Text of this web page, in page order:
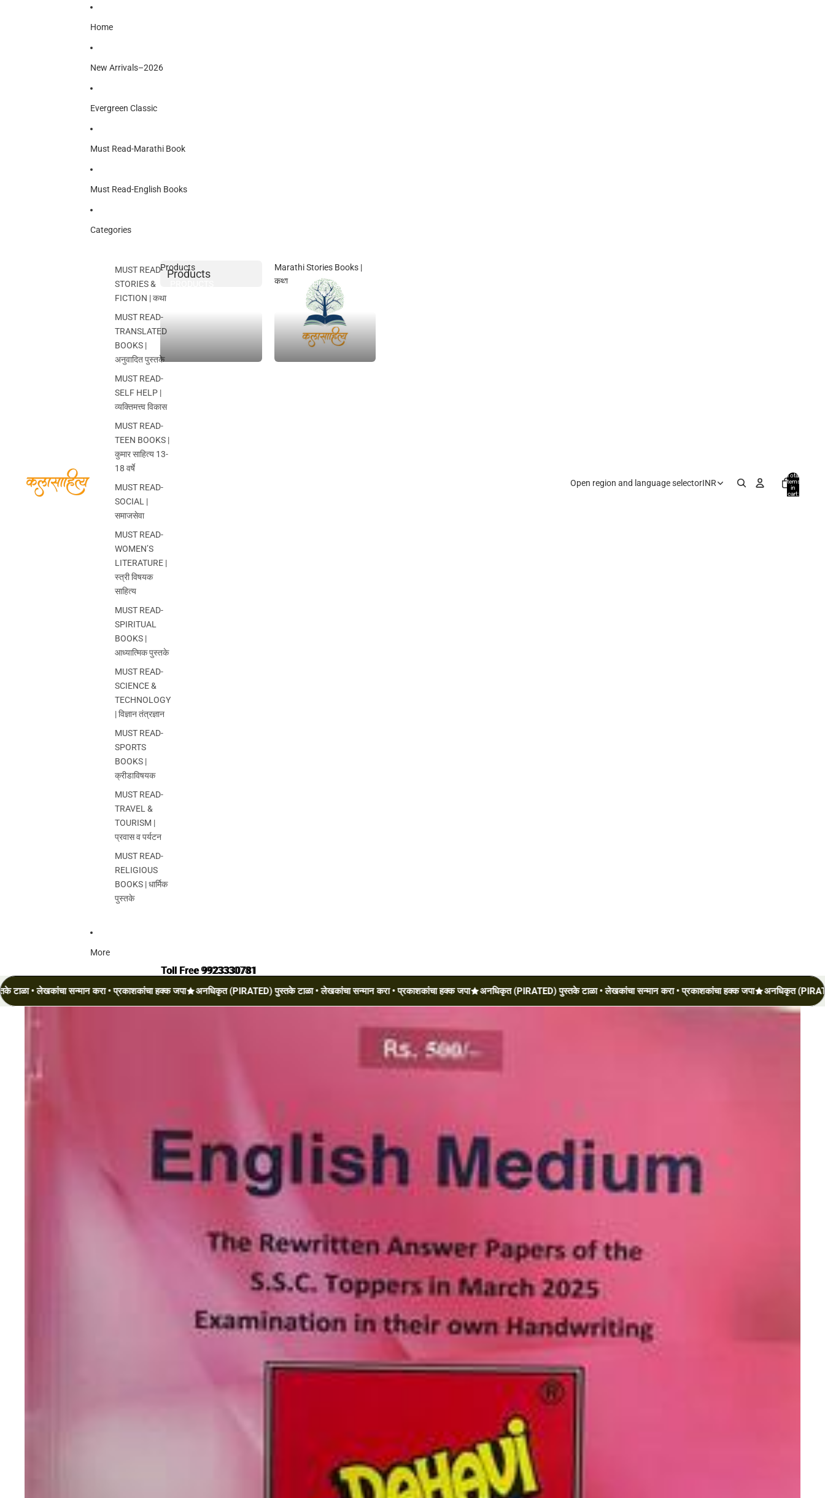
Home
New Arrivals–2026
Evergreen Classic
Must Read-Marathi Book
Must Read-English Books
Categories
MUST READ-
STORIES &
FICTION | कथा
MUST READ-
TRANSLATED
BOOKS |
अनुवादित पुस्तके
MUST READ-
SELF HELP |
व्यक्तिमत्त्व विकास
MUST READ-
TEEN BOOKS |
कुमार साहित्य 13-
18 वर्षे
MUST READ-
SOCIAL |
समाजसेवा
MUST READ-
WOMEN’S
LITERATURE |
स्त्री विषयक
साहित्य
MUST READ-
SPIRITUAL
BOOKS |
आध्यात्मिक पुस्तके
MUST READ-
SCIENCE &
TECHNOLOGY
| विज्ञान तंत्रज्ञान
MUST READ-
SPORTS
BOOKS |
क्रीडाविषयक
MUST READ-
TRAVEL &
TOURISM |
प्रवास व पर्यटन
MUST READ-
RELIGIOUS
BOOKS | धार्मिक
पुस्तके
Products
Products
Marathi Stories Books |
कथाMARATHI STORIES
BOOKS | कथा
More
Open region and language selectorINR
Total
items
in
cart:
Toll Free 9923330781
Toll Free 9923330781
लेखकांचा सन्मान करा • प्रकाशकांचा हक्क जपा अनधिकृत (PIRATED) पुस्तके टाळा • लेखकांचा सन्मान करा • प्रकाशकांचा हक्क जपा अनधिकृत (PIRATED) पुस्तके टाळा • लेखकांचा सन्मान करा • प्रकाशकांचा हक्क जपा अनधिकृत (PIRATED)